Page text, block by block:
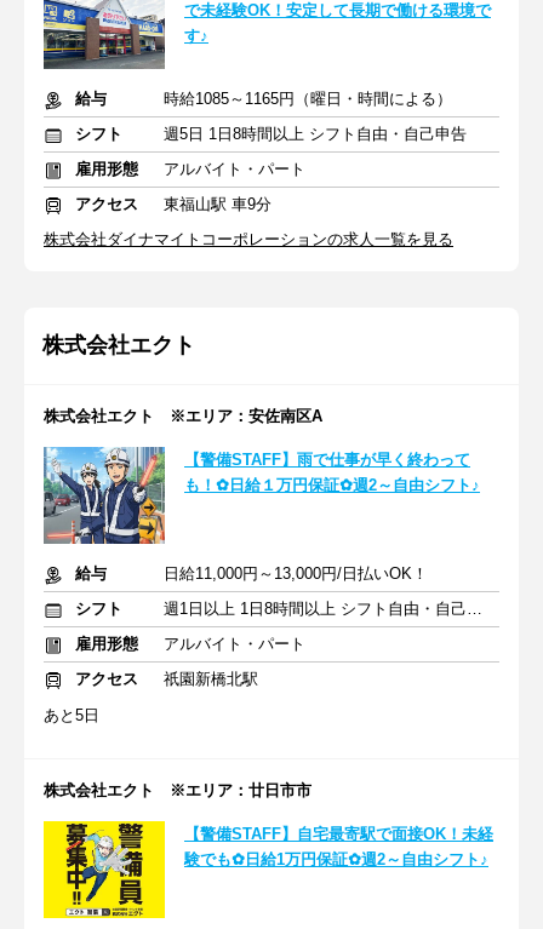
で未経験OK！安定して長期で働ける環境で
す♪
給与
時給1085～1165円（曜日・時間による）
シフト
週5日 1日8時間以上 シフト自由・自己申告
雇用形態
アルバイト・パート
アクセス
東福山駅 車9分
株式会社ダイナマイトコーポレーションの求人一覧を見る
株式会社エクト
株式会社エクト ※エリア：安佐南区A
【警備STAFF】雨で仕事が早く終わって
も！✿日給１万円保証✿週2～自由シフト♪
給与
日給11,000円～13,000円/日払いOK！
シフト
週1日以上 1日8時間以上 シフト自由・自己申告
雇用形態
アルバイト・パート
アクセス
祇園新橋北駅
あと5日
株式会社エクト ※エリア：廿日市市
【警備STAFF】自宅最寄駅で面接OK！未経
験でも✿日給1万円保証✿週2～自由シフト♪